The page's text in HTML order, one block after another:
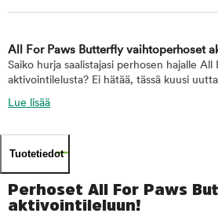
All For Paws Butterfly vaihtoperhoset
Saiko hurja saalistajasi perhosen hajalle
aktivointilelusta? Ei hätää, tässä kuusi
Lue lisää
Tuotetiedot
Perhoset All For Paws
aktivointileluun!